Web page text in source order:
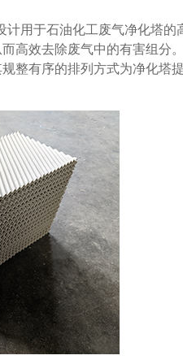
计用于石油化工废气净化塔
高效去除废气中的有害组分
整有序的排列方式为净化塔